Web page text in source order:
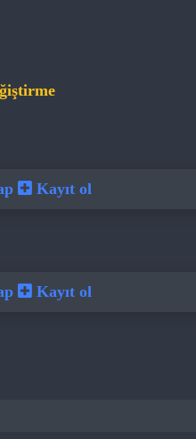
Kayıt ol
Kayıt ol